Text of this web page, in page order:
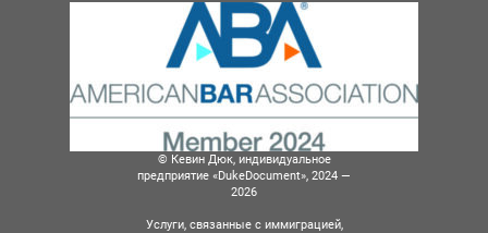
© Кевин Дюк, индивидуальное
предприятие «DukeDocument», 2024 —
2026
Услуги, связанные с иммиграцией,